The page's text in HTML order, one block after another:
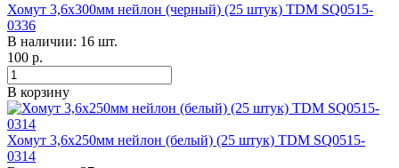
Хомут 3,6х300мм нейлон (черный) (25 штук) TDM SQ0515-
0336
В наличии: 16 шт.
100 р.
В корзину
Хомут 3,6х250мм нейлон (белый) (25 штук) TDM SQ0515-
0314